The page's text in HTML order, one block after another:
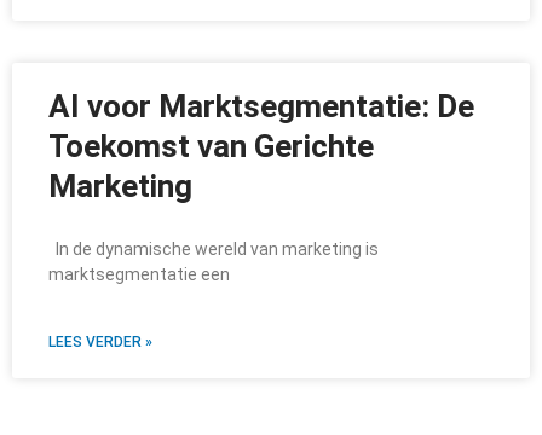
AI voor Marktsegmentatie: De
Toekomst van Gerichte
Marketing
In de dynamische wereld van marketing is
marktsegmentatie een
LEES VERDER »